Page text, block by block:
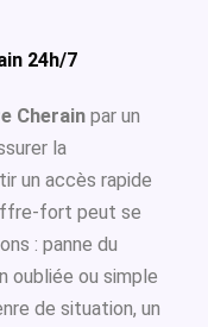
24h/7
Cherain par un
la
un accès rapide
fort peut se
: panne du
oubliée ou simple
de situation, un